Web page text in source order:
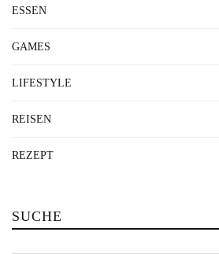
ESSEN
GAMES
LIFESTYLE
REISEN
REZEPT
SUCHE